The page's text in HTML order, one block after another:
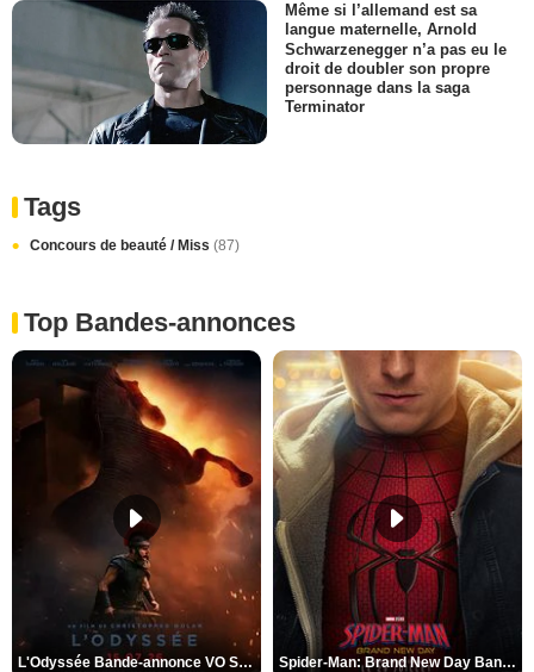
Même si l’allemand est sa
langue maternelle, Arnold
Schwarzenegger n’a pas eu le
droit de doubler son propre
personnage dans la saga
Terminator
Tags
Concours de beauté / Miss (87)
Top Bandes-annonces
L'Odyssée Bande-annonce VO STFR Spider-Man: Brand New Day Bande-annonce VO STFR